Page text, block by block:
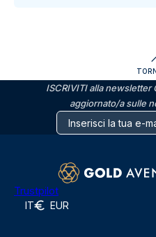
ISCRIVITI alla newsletter
aggiornato/a sulle
Trustpilot
IT EUR